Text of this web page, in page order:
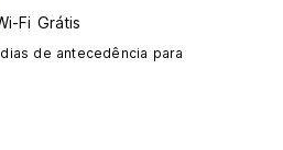
Fi Grátis
de antecedência para